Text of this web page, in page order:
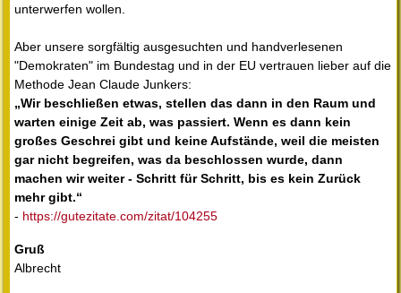
unterwerfen wollen.
Aber unsere sorgfältig ausgesuchten und handverlesenen
"Demokraten" im Bundestag und in der EU vertrauen lieber auf die
Methode Jean Claude Junkers:
„Wir beschließen etwas, stellen das dann in den Raum und
warten einige Zeit ab, was passiert. Wenn es dann kein
großes Geschrei gibt und keine Aufstände, weil die meisten
gar nicht begreifen, was da beschlossen wurde, dann
machen wir weiter - Schritt für Schritt, bis es kein Zurück
mehr gibt.“
- https://gutezitate.com/zitat/104255
Gruß
Albrecht